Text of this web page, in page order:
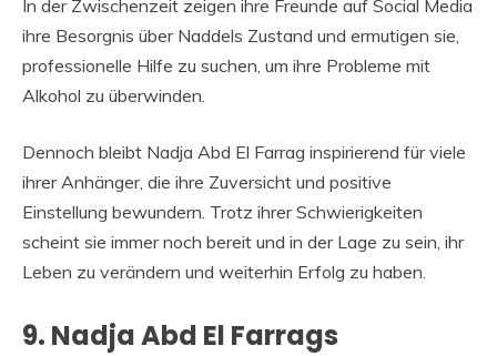
In der Zwischenzeit zeigen ihre Freunde auf Social Media
ihre Besorgnis über Naddels Zustand und ermutigen sie,
professionelle Hilfe zu suchen, um ihre Probleme mit
Alkohol zu überwinden.
Dennoch bleibt Nadja Abd El Farrag inspirierend für viele
ihrer Anhänger, die ihre Zuversicht und positive
Einstellung bewundern. Trotz ihrer Schwierigkeiten
scheint sie immer noch bereit und in der Lage zu sein, ihr
Leben zu verändern und weiterhin Erfolg zu haben.
9. Nadja Abd El Farrags